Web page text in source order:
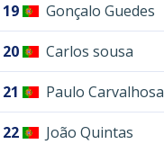
19 Gonçalo Guedes
20 Carlos sousa
21 Paulo Carvalhosa
22 João Quintas